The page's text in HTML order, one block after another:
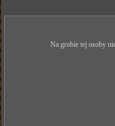
Na grobie tej osoby